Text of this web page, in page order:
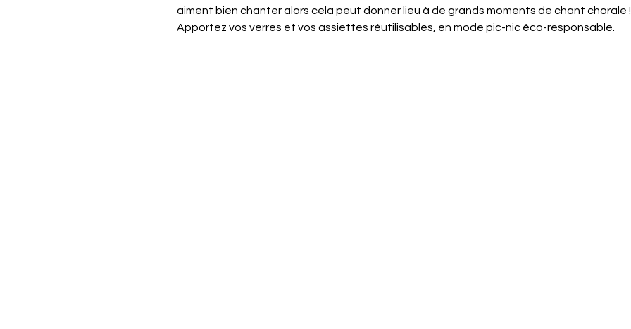
aiment bien chanter alors cela peut donner lieu à de grands moments de chant chorale !
Apportez vos verres et vos assiettes réutilisables, en mode pic-nic éco-responsable.